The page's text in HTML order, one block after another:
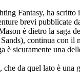
Fantasy, ha
brevi pubblicate
è dietro la saga
continua con
è sicuramente una
da quel lato è una